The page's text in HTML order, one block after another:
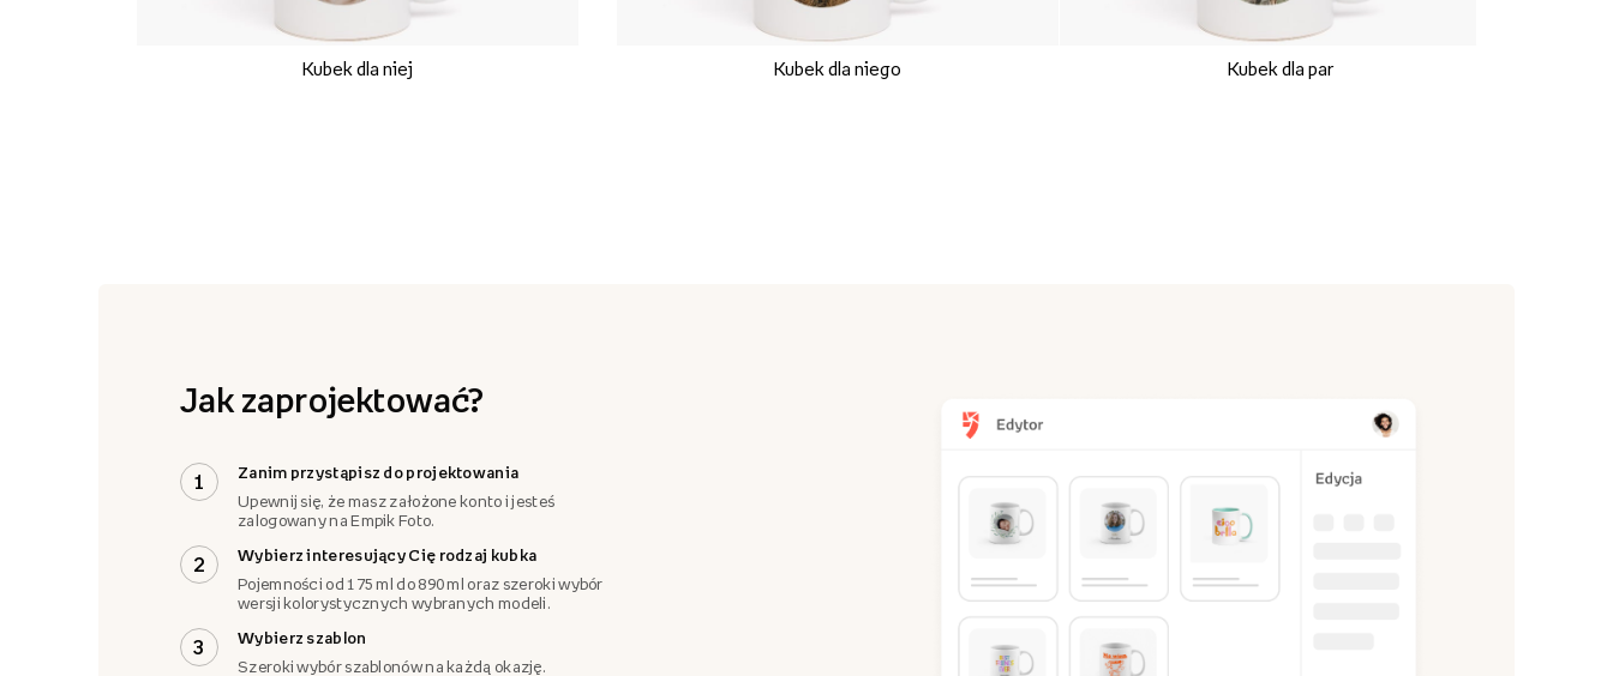
Kubek dla niej Kubek dla niego Kubek dla par
Jak zaprojektować?
1
Zanim przystąpisz do projektowania
Upewnij się, że masz założone konto i jesteś
zalogowany na Empik Foto.
2
Wybierz interesujący Cię rodzaj kubka
Pojemności od 175 ml do 890 ml oraz szeroki wybór
wersji kolorystycznych wybranych modeli.
3
Wybierz szablon
Szeroki wybór szablonów na każdą okazję.